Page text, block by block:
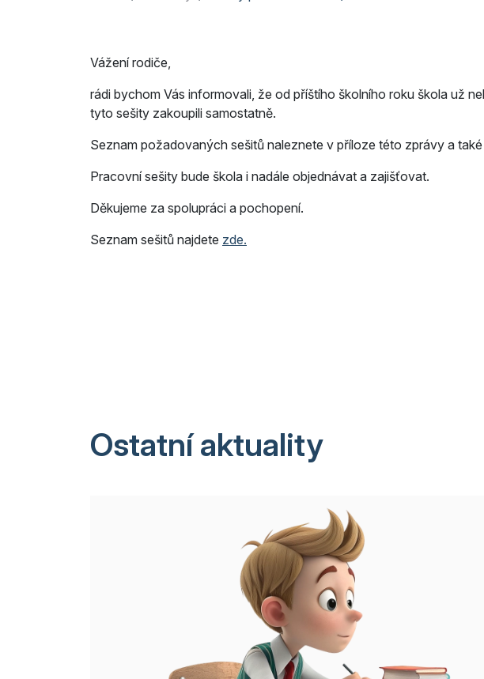
Vážení rodiče,
rádi bychom Vás informovali, že od příštího školního roku škola už
tyto sešity zakoupili samostatně.
Seznam požadovaných sešitů naleznete v příloze této zprávy a
Pracovní sešity bude škola i nadále objednávat a zajišťovat.
Děkujeme za spolupráci a pochopení.
Seznam sešitů najdete zde.
Ostatní aktuality